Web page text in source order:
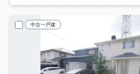
中古一戸建